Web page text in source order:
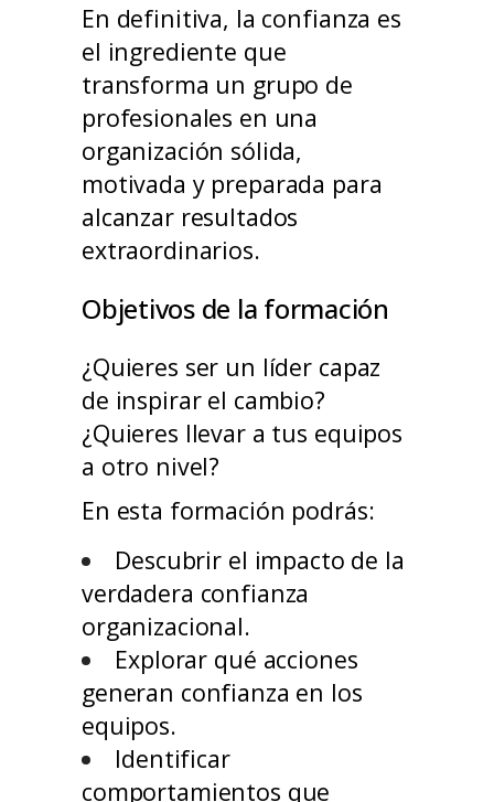
En definitiva, la confianza es
el ingrediente que
transforma un grupo de
profesionales en una
organización sólida,
motivada y preparada para
alcanzar resultados
extraordinarios.
Objetivos de la formación
¿Quieres ser un líder capaz
de inspirar el cambio?
¿Quieres llevar a tus equipos
a otro nivel?
En esta formación podrás:
Descubrir el impacto de la
verdadera confianza
organizacional.
Explorar qué acciones
generan confianza en los
equipos.
Identificar
comportamientos que